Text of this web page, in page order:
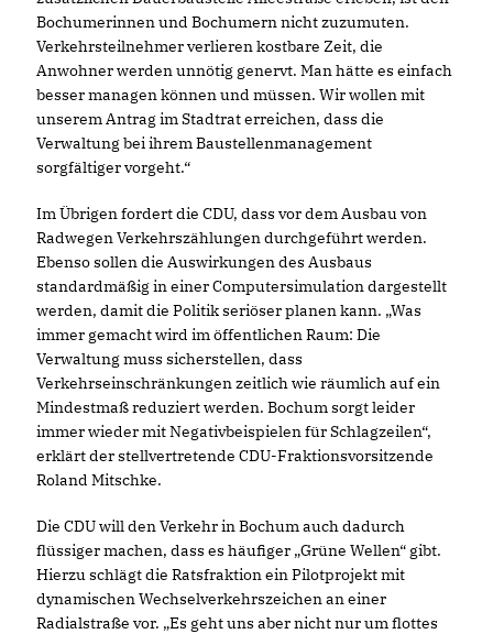
Bochumerinnen und Bochumern nicht zuzumuten.
Verkehrsteilnehmer verlieren kostbare Zeit, die
Anwohner werden unnötig genervt. Man hätte es einfach
besser managen können und müssen. Wir wollen mit
unserem Antrag im Stadtrat erreichen, dass die
Verwaltung bei ihrem Baustellenmanagement
sorgfältiger vorgeht.“
Im Übrigen fordert die CDU, dass vor dem Ausbau von
Radwegen Verkehrszählungen durchgeführt werden.
Ebenso sollen die Auswirkungen des Ausbaus
standardmäßig in einer Computersimulation dargestellt
werden, damit die Politik seriöser planen kann. „Was
immer gemacht wird im öffentlichen Raum: Die
Verwaltung muss sicherstellen, dass
Verkehrseinschränkungen zeitlich wie räumlich auf ein
Mindestmaß reduziert werden. Bochum sorgt leider
immer wieder mit Negativbeispielen für Schlagzeilen“,
erklärt der stellvertretende CDU-Fraktionsvorsitzende
Roland Mitschke.
Die CDU will den Verkehr in Bochum auch dadurch
flüssiger machen, dass es häufiger „Grüne Wellen“ gibt.
Hierzu schlägt die Ratsfraktion ein Pilotprojekt mit
dynamischen Wechselverkehrszeichen an einer
Radialstraße vor. „Es geht uns aber nicht nur um flottes